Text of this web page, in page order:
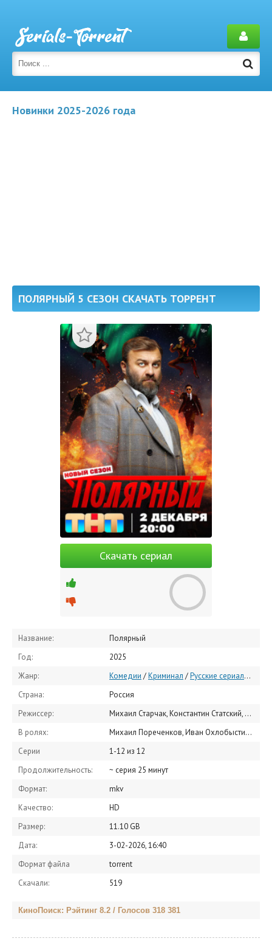
Новинки 2025-2026 года
ПОЛЯРНЫЙ 5 СЕЗОН СКАЧАТЬ ТОРРЕНТ
Скачать сериал
Название:
Полярный
Год:
2025
Жанр:
Комедии /Криминал /Русские сериалы /
Страна:
Россия
Режиссер:
Михаил Старчак, Константин Статский, Илья Аксенов
В ролях:
Михаил Пореченков, Иван Охлобыстин, Катерина Шпица, Карина Зверева, Филипп Дьячков, Антон Богданов, Игорь Жижикин, Ян Цапник, Владимир Епифанцев, Жаргал Бадмацыренов
Серии
1-12 из 12
Продолжительность:
~ серия 25 минут
Формат:
mkv
Качество:
HD
Размер:
11.10 GB
Дата:
3-02-2026, 16:40
Формат файла
torrent
Скачали:
519
КиноПоиск: Рэйтинг 8.2 / Голосов 318 381